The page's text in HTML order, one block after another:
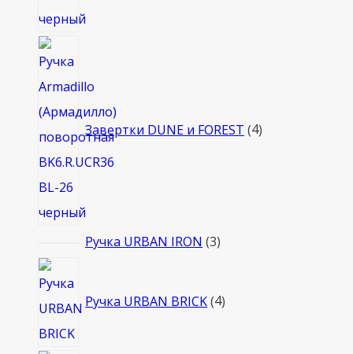
Завертки DUNE и FOREST 4
Ручка URBAN IRON 33
Ручка URBAN BRICK 4товара